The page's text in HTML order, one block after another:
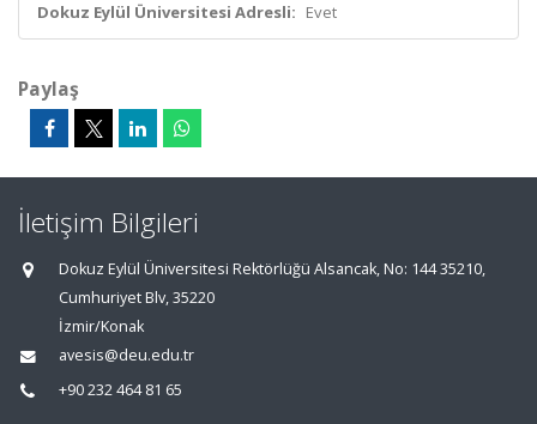
Dokuz Eylül Üniversitesi Adresli: Evet
Paylaş
İletişim Bilgileri
Dokuz Eylül Üniversitesi Rektörlüğü Alsancak, No: 144 35210,
Cumhuriyet Blv, 35220
İzmir/Konak
avesis@deu.edu.tr
+90 232 464 81 65